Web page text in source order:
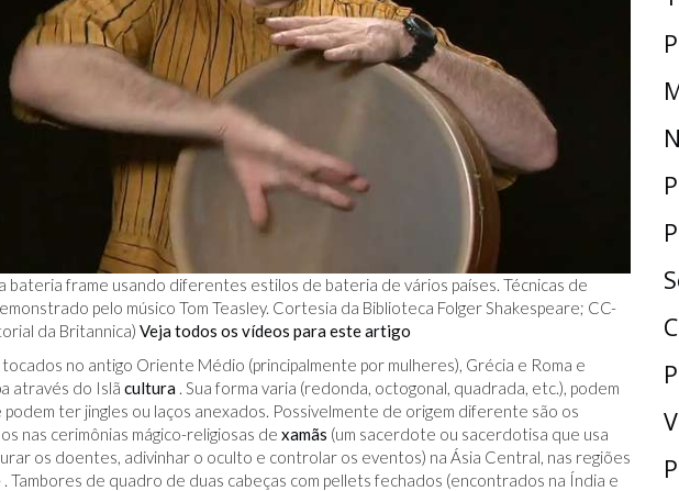
bateria frame usando diferentes estilos de bateria de vários países. Técnicas de
pelo músico Tom Teasley. Cortesia da Biblioteca Folger Shakespeare; CC-
da Britannica) Veja todos os vídeos para este artigo
no antigo Oriente Médio (principalmente por mulheres), Grécia e Roma e
através do Islã cultura . Sua forma varia (redonda, octogonal, quadrada, etc.), podem
podem ter jingles ou laços anexados. Possivelmente de origem diferente são os
​​nas cerimônias mágico-religiosas de xamãs (um sacerdote ou sacerdotisa que usa
os doentes, adivinhar o oculto e controlar os eventos) na Ásia Central, nas regiões
. Tambores de quadro de duas cabeças com pellets fechados (encontrados na Índia e